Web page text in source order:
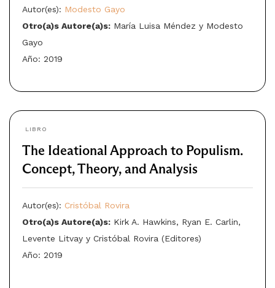
Autor(es): Modesto Gayo
Otro(a)s Autore(a)s: María Luisa Méndez y Modesto
Gayo
Año: 2019
LIBRO
The Ideational Approach to Populism.
Concept, Theory, and Analysis
Autor(es): Cristóbal Rovira
Otro(a)s Autore(a)s: Kirk A. Hawkins, Ryan E. Carlin,
Levente Litvay y Cristóbal Rovira (Editores)
Año: 2019